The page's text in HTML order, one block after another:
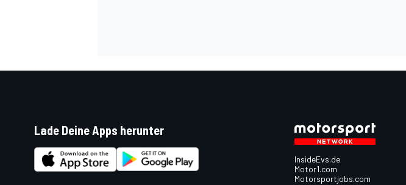
Lade Deine Apps herunter
InsideEvs.de
Motor1.com
Motorsportjobs.com